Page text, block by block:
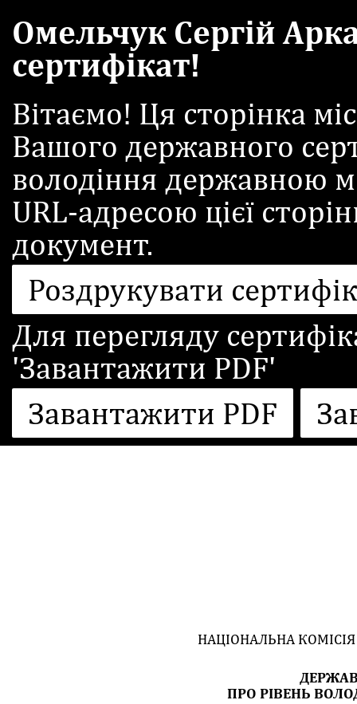
Омельчук Сергій
сертифікат!
Вітаємо! Ця сторінка
Вашого державного
володіння державною
URL-адресою цієї
документ.
Роздрукувати
Для перегляду
'Завантажити PDF'
Завантажити PDF
НАЦІОНАЛЬНА
ПРО РІВЕНЬ